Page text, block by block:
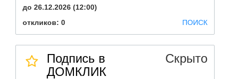
до 26.12.2026 (12:00)
откликов: 0
ПОИСК
Подпись в
ДОМКЛИК
Скрыто